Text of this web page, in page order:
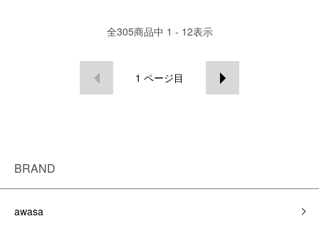
全305商品中 1 - 12表示
1 ページ目
BRAND
awasa